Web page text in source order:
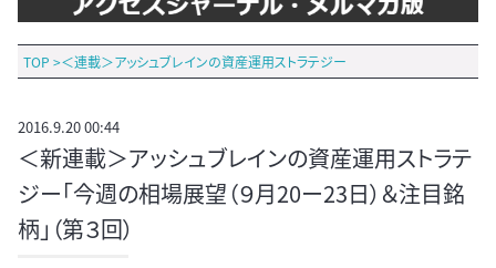
TOP >＜連載＞アッシュブレインの資産運用ストラテジー
2016.9.20 00:44
＜新連載＞アッシュブレインの資産運用ストラテ
ジー「今週の相場展望（９月20ー23日）＆注目銘
柄」（第３回）